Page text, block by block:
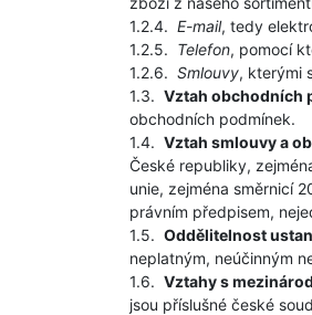
1.2.4. E-mail, tedy
1.2.5. Telefon, pomocí
1.2.6. Smlouvy, kterými
1.3. Vztah obchodních
obchodních podmínek.
1.4. Vztah smlouvy a
České republiky,
unie, zejména směrnicí
právním předpisem,
1.5. Oddělitelnost
neplatným, neúčinným
1.6. Vztahy s
jsou příslušné české